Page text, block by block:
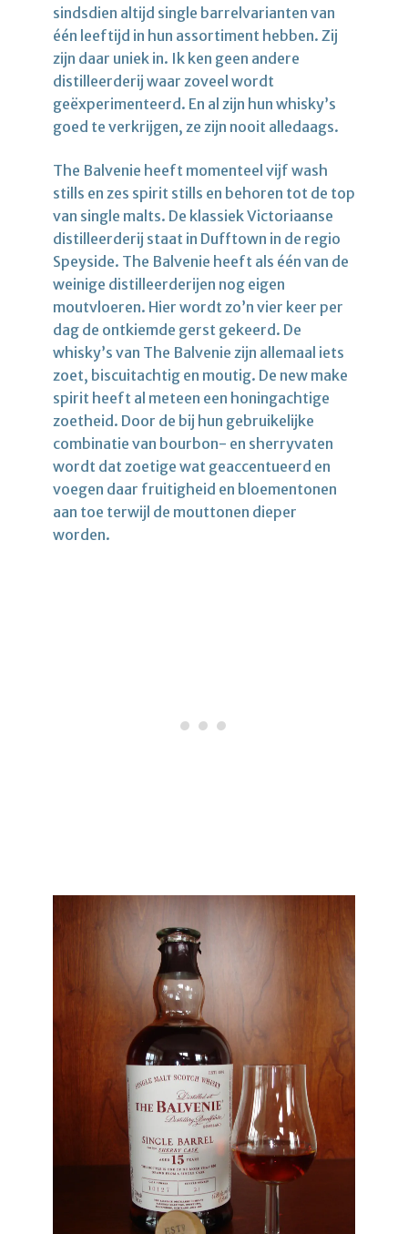
sindsdien altijd single barrelvarianten van
één leeftijd in hun assortiment hebben. Zij
zijn daar uniek in. Ik ken geen andere
distilleerderij waar zoveel wordt
geëxperimenteerd. En al zijn hun whisky’s
goed te verkrijgen, ze zijn nooit alledaags.
The Balvenie heeft momenteel vijf wash
stills en zes spirit stills en behoren tot de top
van single malts. De klassiek Victoriaanse
distilleerderij staat in Dufftown in de regio
Speyside. The Balvenie heeft als één van de
weinige distilleerderijen nog eigen
moutvloeren. Hier wordt zo’n vier keer per
dag de ontkiemde gerst gekeerd. De
whisky’s van The Balvenie zijn allemaal iets
zoet, biscuitachtig en moutig. De new make
spirit heeft al meteen een honingachtige
zoetheid. Door de bij hun gebruikelijke
combinatie van bourbon- en sherryvaten
wordt dat zoetige wat geaccentueerd en
voegen daar fruitigheid en bloementonen
aan toe terwijl de mouttonen dieper
worden.